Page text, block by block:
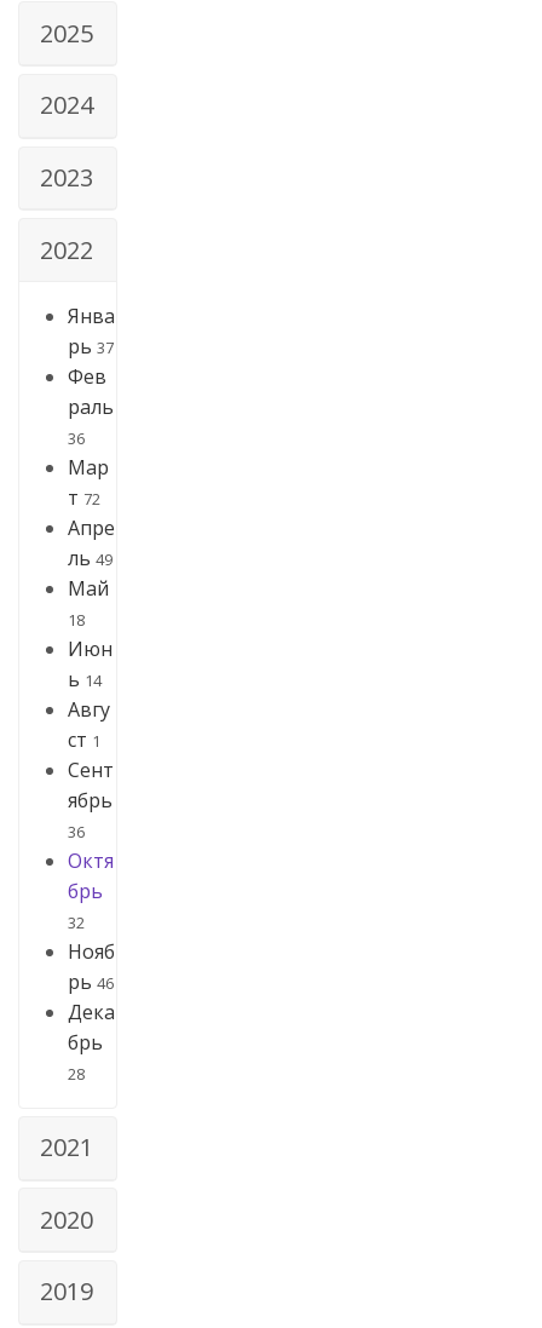
2025
2024
2023
2022
Янва
рь 37
Фев
раль
36
Мар
т 72
Апре
ль 49
Май
18
Июн
ь 14
Авгу
ст 1
Сент
ябрь
36
Октя
брь
32
Нояб
рь 46
Дека
брь
28
2021
2020
2019